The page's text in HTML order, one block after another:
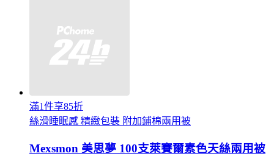
滿1件享85折
絲滑睡眠感 精緻包裝 附加鋪棉兩用被
Mexsmon 美思夢 100支萊賽爾素色天絲兩用被